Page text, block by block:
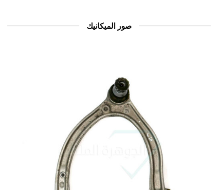
صور الميكانيك